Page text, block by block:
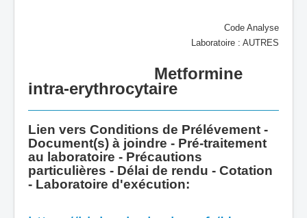
Code Analyse
Laboratoire : AUTRES
Metformine
intra-erythrocytaire
Lien vers Conditions de Prélévement -
Document(s) à joindre - Pré-traitement
au laboratoire - Précautions
particulières - Délai de rendu - Cotation
- Laboratoire d'exécution: